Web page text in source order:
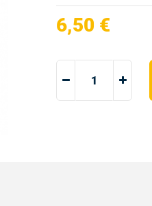
6,50 €